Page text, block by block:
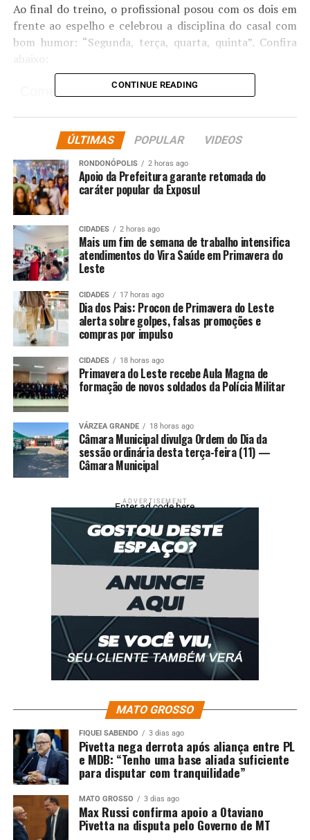
Ao final do treino, o profissional posou com os dois em
frente ao espelho e celebrou a disciplina do casal com
bom humor: “Segunda, terça, quarta, quinta”. Confira
Comentários
RELATED TOPICS: ACADEMIA
DURANTE
ENTRETENIMENTO EXIBEM
FRAMBACH
MANOELA
UP NEXT
Yasmin Brunet exibe corpo exuberante em dia de praia
em Noronha: ‘Sereia no paraíso’
DON'T MISS
Mãe foge da violência e transforma fuga em aventura
no novo filme de Anna Muylaert
CONTINUE READING
ÚLTIMAS POPULAR VIDEOS
RONDONÓPOLIS 2 horas ago
Apoio da Prefeitura garante retomada do
caráter popular da Exposul
CIDADES 2 horas ago
Mais um fim de semana de trabalho intensifica
atendimentos do Vira Saúde em Primavera do
Leste
CIDADES 17 horas ago
Dia dos Pais: Procon de Primavera do Leste
alerta sobre golpes, falsas promoções e
compras por impulso
CIDADES 18 horas ago
Primavera do Leste recebe Aula Magna de
formação de novos soldados da Polícia Militar
VÁRZEA GRANDE 18 horas ago
Câmara Municipal divulga Ordem do Dia da
sessão ordinária desta terça-feira (11) —
Câmara Municipal
ADVERTISEMENT
Enter ad code here
MATO GROSSO
FIQUEI SABENDO 3 dias ago
Pivetta nega derrota após aliança entre PL
e MDB: “Tenho uma base aliada suficiente
para disputar com tranquilidade”
MATO GROSSO 3 dias ago
Max Russi confirma apoio a Otaviano
Pivetta na disputa pelo Governo de MT